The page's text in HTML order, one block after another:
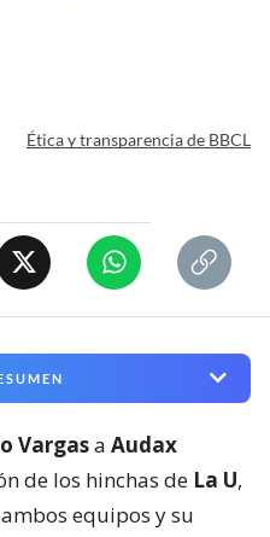
Ética y transparencia de BBCL
Vargasa Audax
de los hinchas de La U,
equipos y su